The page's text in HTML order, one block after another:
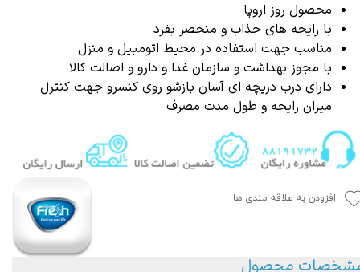
محصول روز اروپا
با رایحه های جذاب و منحصر بفرد
مناسب جهت استفاده در محیط اتومبیل و منزل
با مجوز بهداشت و سازمان غذا و دارو و اصالت کالا
دارای درب دریچه ای آسان بازشو روی کنسرو جهت کنترل
میزان رایحه و طول مدت مصرف
افزودن به علاقه مندی ها
محصول